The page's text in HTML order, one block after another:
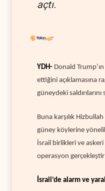
açtı.
YDH- Donald
ettiğini açıklamasına
güneydeki
Buna karşılık
güney köylerine
İsrail birlikleri ve askeri
operasyon
İsrail’de alarm ve